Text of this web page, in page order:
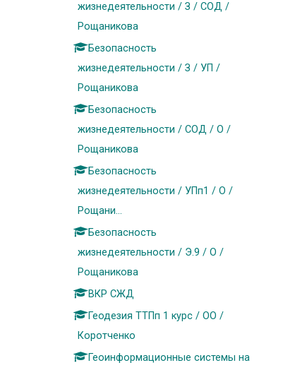
жизнедеятельности / З / СОД /
Рощаникова
Безопасность
жизнедеятельности / З / УП /
Рощаникова
Безопасность
жизнедеятельности / СОД / О /
Рощаникова
Безопасность
жизнедеятельности / УПп1 / О /
Рощани...
Безопасность
жизнедеятельности / Э.9 / О /
Рощаникова
ВКР СЖД
Геодезия ТТПп 1 курс / ОО /
Коротченко
Геоинформационные системы на